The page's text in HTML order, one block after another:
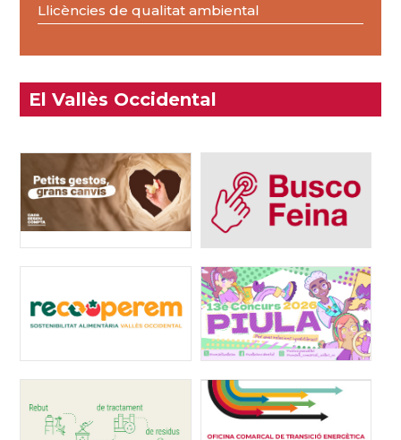
Llicències de qualitat ambiental
El Vallès Occidental